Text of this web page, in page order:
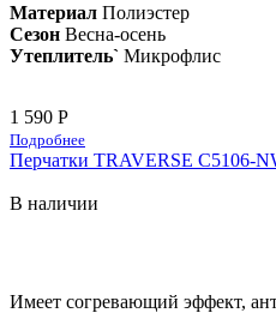
Материал Полиэстер
Сезон Весна-осень
Утеплитель` Микрофлис
1 590 Р
Подробнее
Перчатки TRAVERSE C5106-
В наличии
Имеет согревающий эффект,